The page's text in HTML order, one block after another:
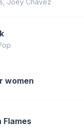
Joey Chavez
women
Flames